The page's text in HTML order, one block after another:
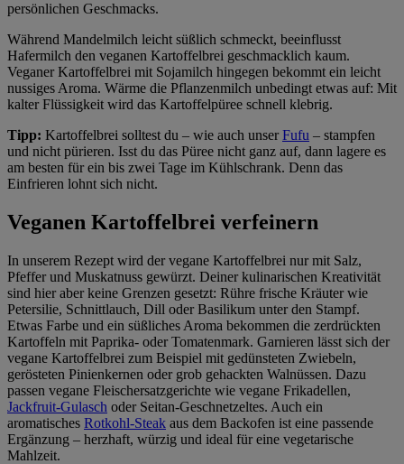
persönlichen Geschmacks.
Während Mandelmilch leicht süßlich schmeckt, beeinflusst
Hafermilch den veganen Kartoffelbrei geschmacklich kaum.
Veganer Kartoffelbrei mit Sojamilch hingegen bekommt ein leicht
nussiges Aroma. Wärme die Pflanzenmilch unbedingt etwas auf: Mit
kalter Flüssigkeit wird das Kartoffelpüree schnell klebrig.
Tipp: Kartoffelbrei solltest du – wie auch unserFufu – stampfen
und nicht pürieren. Isst du das Püree nicht ganz auf, dann lagere es
am besten für ein bis zwei Tage im Kühlschrank. Denn das
Einfrieren lohnt sich nicht.
Veganen Kartoffelbrei verfeinern
In unserem Rezept wird der vegane Kartoffelbrei nur mit Salz,
Pfeffer und Muskatnuss gewürzt. Deiner kulinarischen Kreativität
sind hier aber keine Grenzen gesetzt: Rühre frische Kräuter wie
Petersilie, Schnittlauch, Dill oder Basilikum unter den Stampf.
Etwas Farbe und ein süßliches Aroma bekommen die zerdrückten
Kartoffeln mit Paprika- oder Tomatenmark. Garnieren lässt sich der
vegane Kartoffelbrei zum Beispiel mit gedünsteten Zwiebeln,
gerösteten Pinienkernen oder grob gehackten Walnüssen. Dazu
passen vegane Fleischersatzgerichte wie vegane Frikadellen,
Jackfruit-Gulasch oder Seitan-Geschnetzeltes. Auch ein
aromatisches Rotkohl-Steak aus dem Backofen ist eine passende
Ergänzung – herzhaft, würzig und ideal für eine vegetarische
Mahlzeit.